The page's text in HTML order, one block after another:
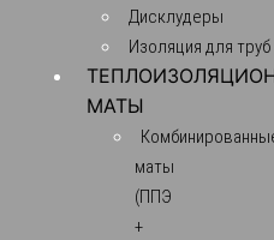
Дисклудеры
Изоляция для труб
МАТЫ
маты
(ППЭ
+